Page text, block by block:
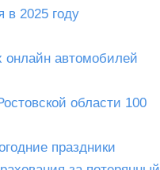
в 2025 году
онлайн автомобилей
области 100
праздники